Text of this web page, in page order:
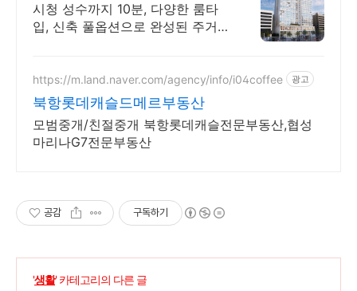
시청 성수까지 10분, 다양한 룸타
입, 신축 풀옵션으로 완성된 주거
https://m.land.naver.com/agency/info/i04coffee 광고
북항롯데캐슬드메르부동산
모범중개/친절중개 북항롯데캐슬전문부동산,협성
마리나G7전문부동산
공감 구독하기
'생활' 카테고리의 다른 글